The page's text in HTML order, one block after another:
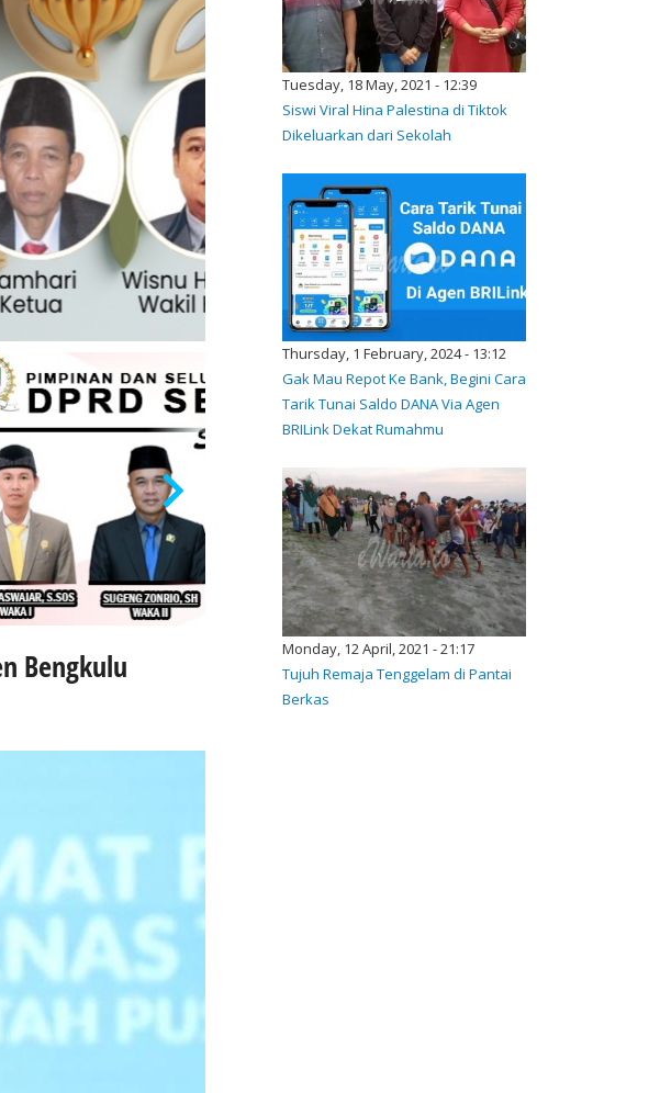
Bengkulu
Tuesday, 18 May, 2021 - 12:39
Siswi Viral Hina Palestina di Tiktok
Dikeluarkan dari Sekolah
Thursday, 1 February, 2024 - 13:12
Gak Mau Repot Ke Bank, Begini Cara
Tarik Tunai Saldo DANA Via Agen
BRILink Dekat Rumahmu
Monday, 12 April, 2021 - 21:17
Tujuh Remaja Tenggelam di Pantai
Berkas